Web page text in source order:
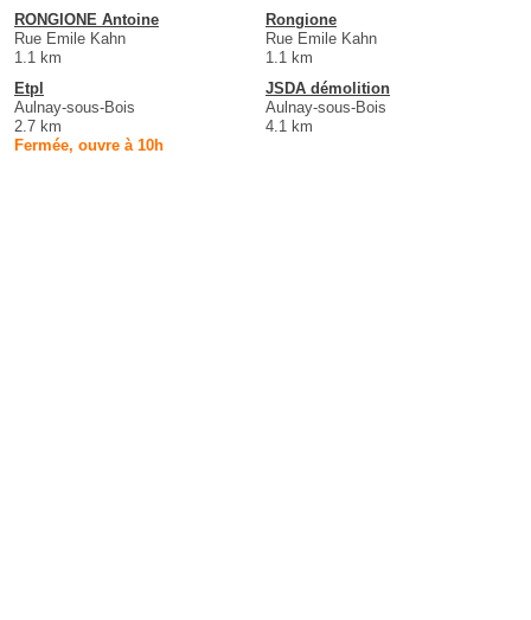
RONGIONE Antoine
Rue Emile Kahn
1.1 km
Rongione
Rue Emile Kahn
1.1 km
Etpl
Aulnay-sous-Bois
2.7 km
Fermée, ouvre à 10h
JSDA démolition
Aulnay-sous-Bois
4.1 km